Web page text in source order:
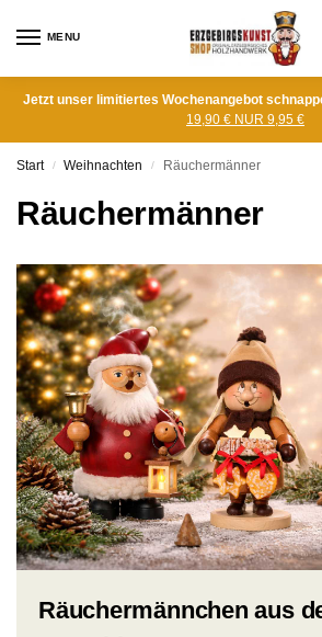
MENU
Jetzt unser limitiertes Wochenangebot
19,90 € NUR 9,95 €
Start / Weihnachten / Räuchermänner
Räuchermänner
Räuchermännchen aus